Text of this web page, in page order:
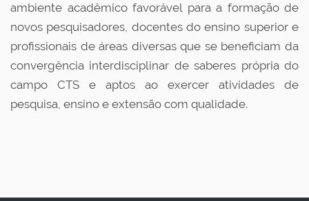
ambiente acadêmico favorável para a formação de
novos pesquisadores, docentes do ensino superior e
profissionais de áreas diversas que se beneficiam da
convergência interdisciplinar de saberes própria do
campo CTS e aptos ao exercer atividades de
pesquisa, ensino e extensão com qualidade.